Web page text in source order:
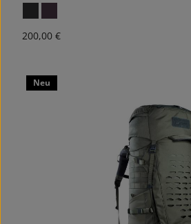
Regulärer Preis:
200,00 €
Neu